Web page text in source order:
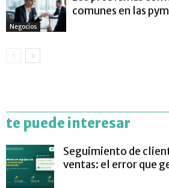
Negocios
comunes en las
te puede interesar
Seguimiento de
ventas: el error que